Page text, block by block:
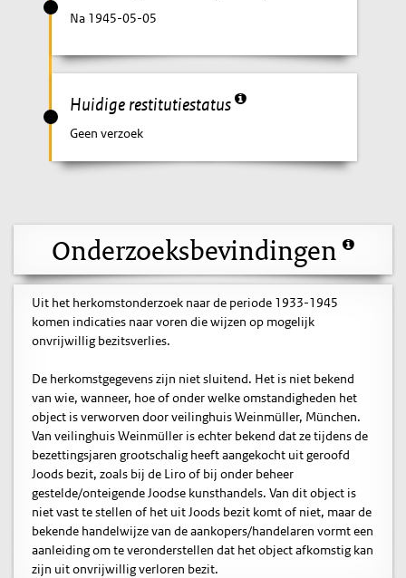
Na 1945-05-05
Huidige restitutiestatus
Geen verzoek
Onderzoeksbevindingen
Uit het herkomstonderzoek naar de periode 1933-1945
komen indicaties naar voren die wijzen op mogelijk
onvrijwillig bezitsverlies.
De herkomstgegevens zijn niet sluitend. Het is niet bekend
van wie, wanneer, hoe of onder welke omstandigheden het
object is verworven door veilinghuis Weinmüller, München.
Van veilinghuis Weinmüller is echter bekend dat ze tijdens de
bezettingsjaren grootschalig heeft aangekocht uit geroofd
Joods bezit, zoals bij de Liro of bij onder beheer
gestelde/onteigende Joodse kunsthandels. Van dit object is
niet vast te stellen of het uit Joods bezit komt of niet, maar de
bekende handelwijze van de aankopers/handelaren vormt een
aanleiding om te veronderstellen dat het object afkomstig kan
zijn uit onvrijwillig verloren bezit.